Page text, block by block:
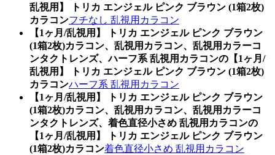
乱視用】 トリカ エンジェル ピンク ブラウン (1箱2枚)
カラコンフチなし 乱視用カラコン
【1ヶ月/乱視用】 トリカ エンジェル ピンク ブラウン
(1箱2枚)カラコン、乱視用カラコン、乱視用カラーコ
ンタクトレンズ、ハーフ系 乱視用カラコンの【1ヶ月/
乱視用】 トリカ エンジェル ピンク ブラウン (1箱2枚)
カラコンハーフ系 乱視用カラコン
【1ヶ月/乱視用】 トリカ エンジェル ピンク ブラウン
(1箱2枚)カラコン、乱視用カラコン、乱視用カラーコ
ンタクトレンズ、着色直径小さめ 乱視用カラコンの
【1ヶ月/乱視用】 トリカ エンジェル ピンク ブラウン
(1箱2枚)カラコン着色直径小さめ 乱視用カラコン